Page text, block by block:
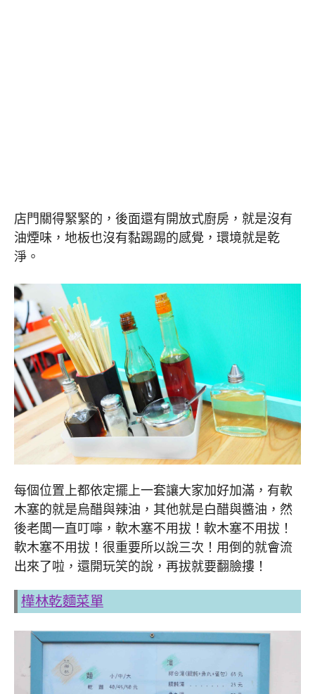
店門關得緊緊的，後面還有開放式廚房，就是沒有
油煙味，地板也沒有黏踢踢的感覺，環境就是乾
淨。
每個位置上都依定擺上一套讓大家加好加滿，有軟
木塞的就是烏醋與辣油，其他就是白醋與醬油，然
後老闆一直叮嚀，軟木塞不用拔！軟木塞不用拔！
軟木塞不用拔！很重要所以說三次！用倒的就會流
出來了啦，還開玩笑的說，再拔就要翻臉摟！
樺林乾麵菜單